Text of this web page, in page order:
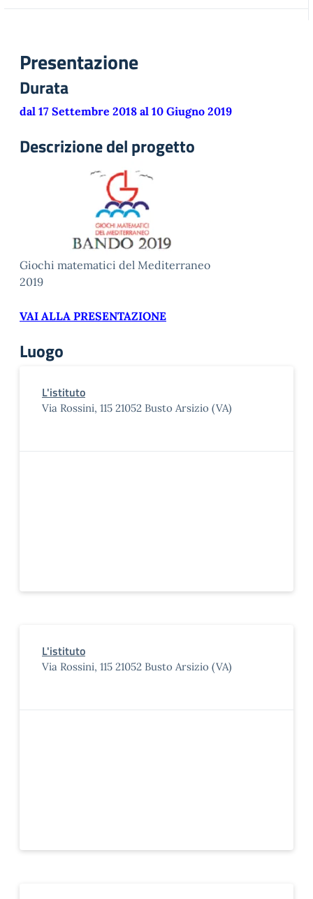
Presentazione
Durata
dal 17 Settembre 2018 al 10 Giugno 2019
Descrizione del progetto
Giochi matematici del Mediterraneo
2019
VAI ALLA PRESENTAZIONE
Luogo
L'istituto
Via Rossini, 115 21052 Busto Arsizio (VA)
L'istituto
Via Rossini, 115 21052 Busto Arsizio (VA)